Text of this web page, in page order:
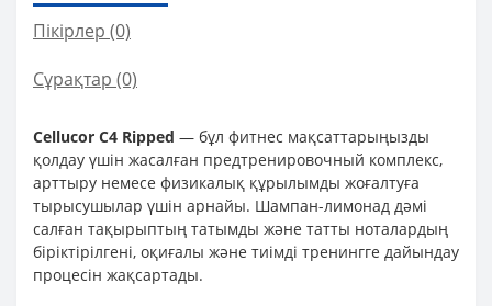
Пікірлер (0)
Сұрақтар (0)
Cellucor C4 Ripped — бұл фитнес мақсаттарыңызды
қолдау үшін жасалған предтренировочный комплекс,
арттыру немесе физикалық құрылымды жоғалтуға
тырысушылар үшін арнайы. Шампан-лимонад дәмі
салған тақырыптың татымды және татты ноталардың
біріктірілгені, оқиғалы және тиімді тренингге дайындау
процесін жақсартады.